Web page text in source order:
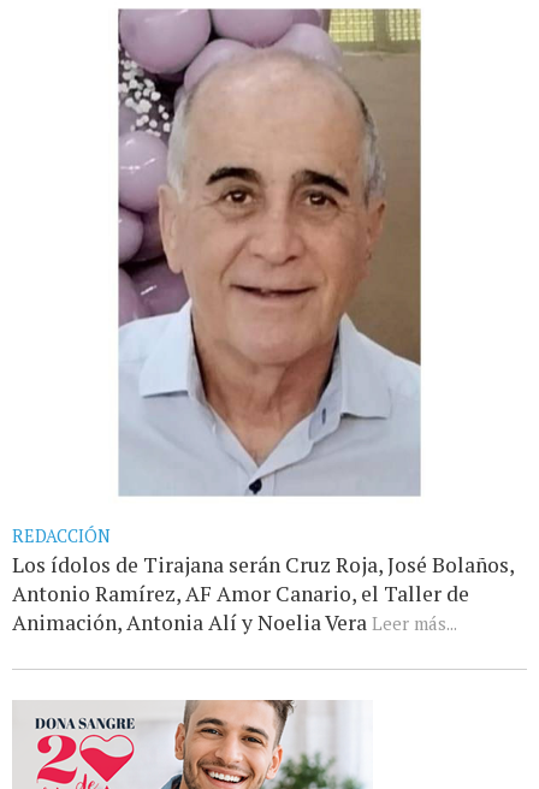
REDACCIÓN
Los ídolos de Tirajana serán Cruz Roja, José Bolaños,
Antonio Ramírez, AF Amor Canario, el Taller de
Animación, Antonia Alí y Noelia Vera Leer más...